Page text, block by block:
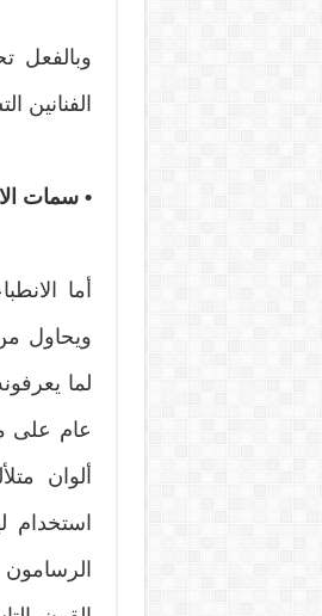
وبالفعل
الفنانين
• سمات
أما
ويحاول
لما
عام على